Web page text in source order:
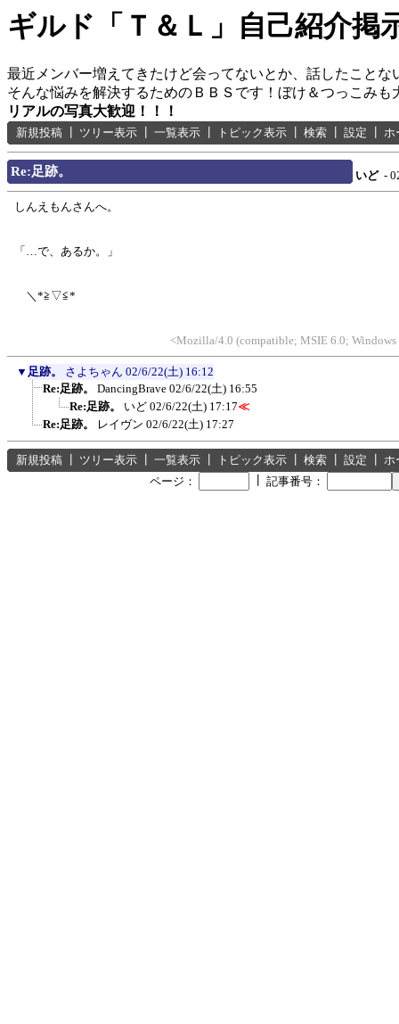
ギルド「Ｔ＆Ｌ」自己紹介掲
最近メンバー増えてきたけど会ってないとか、話したことな
そんな悩みを解決するためのＢＢＳです！ぼけ＆つっこみも
リアルの写真大歓迎！！！
新規投稿 ツリー表示 一覧表示 トピック表示 検索 設定 ホ
Re:足跡。 いど -
しんえもんさんへ。
「…で、あるか。」
＼*≧▽≦*
<Mozilla/4.0 (compatible; MSIE 6.0;
▼ 足跡。 さよちゃん 02/6/22(土) 16:12
Re:足跡。 DancingBrave 02/6/22(土) 16:55
Re:足跡。 いど 02/6/22(土) 17:17≪
Re:足跡。
レイヴン 02/6/22(土) 17:27
新規投稿 ツリー表示 一覧表示 トピック表示 検索 設定
ホ
ページ：
記事番号：